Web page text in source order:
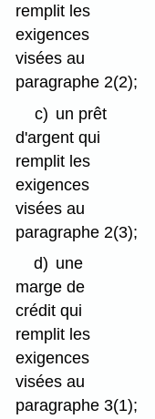
remplit les
exigences
visées au
paragraphe 2(2);
c) un prêt
d'argent qui
remplit les
exigences
visées au
paragraphe 2(3);
d) une
marge de
crédit qui
remplit les
exigences
visées au
paragraphe 3(1);